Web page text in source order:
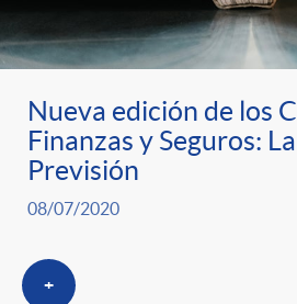
Nueva edición de los
Finanzas y Seguros:
Previsión
08/07/2020
+